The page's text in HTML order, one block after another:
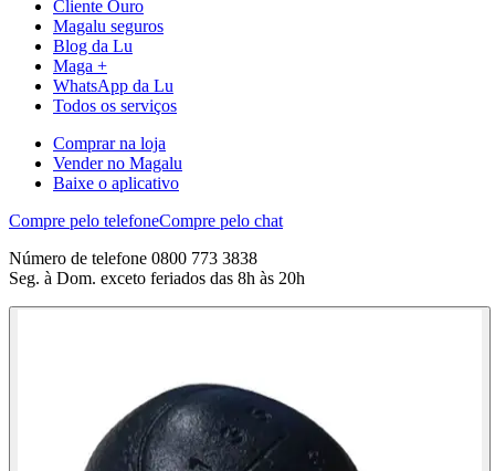
Cliente Ouro
Magalu seguros
Blog da Lu
Maga +
WhatsApp da Lu
Todos os serviços
Comprar na loja
Vender no Magalu
Baixe o aplicativo
Compre pelo telefoneCompre pelo chat
Número de telefone 0800 773 3838
Seg. à Dom. exceto feriados das 8h às 20h